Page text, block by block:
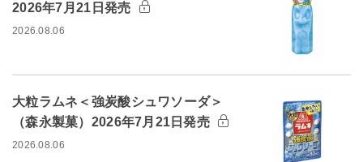
2026年7月21日発売
2026.08.06
大粒ラムネ＜強炭酸シュワソーダ＞
（森永製菓）2026年7月21日発売
2026.08.06